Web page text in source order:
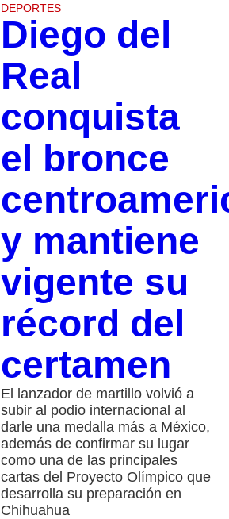
DEPORTES
Diego del
Real
conquista
el bronce
y mantiene
vigente su
récord del
certamen
El lanzador de martillo volvió a
subir al podio internacional al
darle una medalla más a México,
además de confirmar su lugar
como una de las principales
cartas del Proyecto Olímpico que
desarrolla su preparación en
Chihuahua